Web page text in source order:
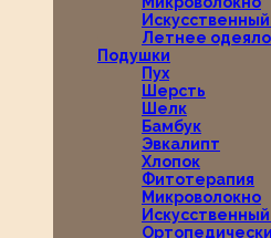
Искусственный
Летнее одеяло
Подушки
Пух
Шерсть
Шелк
Бамбук
Эвкалипт
Хлопок
Фитотерапия
Микроволокно
Искусственный